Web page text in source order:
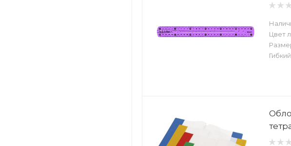
Цвет
Гибкий